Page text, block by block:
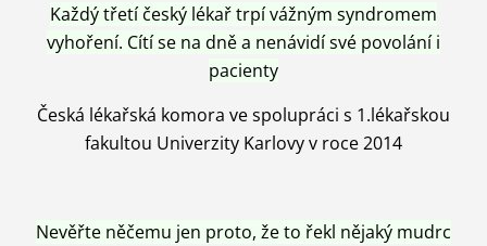
Každý třetí český lékař trpí vážným syndromem
vyhoření. Cítí se na dně a nenávidí své povolání i
pacienty
Česká lékařská komora ve spolupráci s 1.lékařskou
fakultou Univerzity Karlovy v roce 2014
Nevěřte něčemu jen proto, že to řekl nějaký mudrc